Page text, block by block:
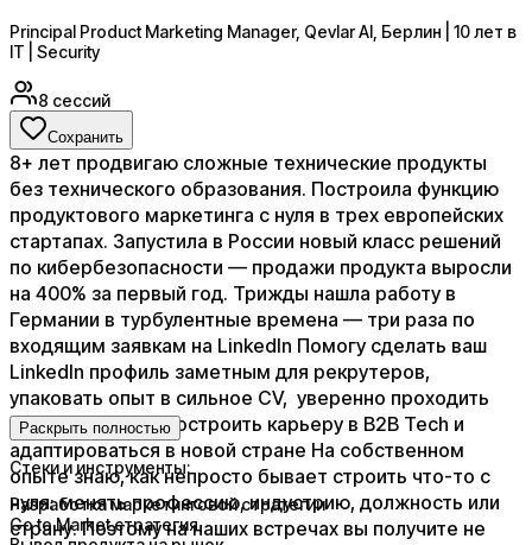
Principal Product Marketing Manager, Qevlar AI, Берлин | 10 лет в
IT | Security
8 сессий
Сохранить
8+ лет продвигаю сложные технические продукты
без технического образования. Построила функцию
продуктового маркетинга с нуля в трех европейских
стартапах. Запустила в России новый класс решений
по кибербезопасности — продажи продукта выросли
на 400% за первый год. Трижды нашла работу в
Германии в турбулентные времена — три раза по
входящим заявкам на LinkedIn Помогу сделать ваш
LinkedIn профиль заметным для рекрутеров,
упаковать опыт в сильное CV, уверенно проходить
собеседования, построить карьеру в B2B Tech и
адаптироваться в новой стране На собственном
опыте знаю, как непросто бывает строить что-то с
нуля: менять профессию, индустрию, должность или
страну. Поэтому на наших встречах вы получите не
Раскрыть полностью
Стеки и инструменты:
Разработка маркетинговой стратегии
Go to Market стратегия